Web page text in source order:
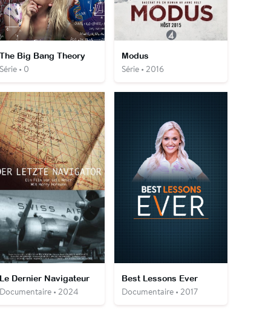
Big Bang Theory
• 0
Modus
Série • 2016
Dernier Navigateur
• 2024
Best Lessons Ever
Documentaire • 2017